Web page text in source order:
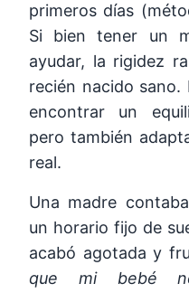
primeros días
Si bien tener un
ayudar, la rigidez
recién nacido sano.
encontrar un
pero también
real.
Una madre
un horario fijo de
acabó agotada y
que mi bebé